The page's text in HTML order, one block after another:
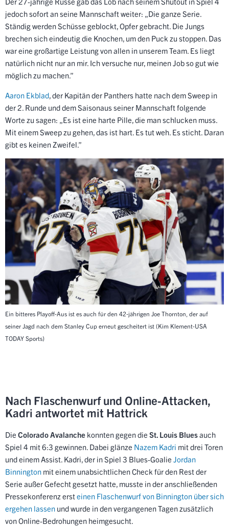
jedoch sofort an seine Mannschaft weiter: „Die ganze Serie.
Ständig werden Schüsse geblockt, Opfer gebracht. Die Jungs
brechen sich eindeutig die Knochen, um den Puck zu stoppen. Das
war eine großartige Leistung von allen in unserem Team. Es liegt
natürlich nicht nur an mir. Ich versuche nur, meinen Job so gut wie
möglich zu machen.”
Aaron Ekblad, der Kapitän der Panthers hatte nach dem Sweep in
der 2. Runde und dem Saisonaus seiner Mannschaft folgende
Worte zu sagen: „Es ist eine harte Pille, die man schlucken muss.
Mit einem Sweep zu gehen, das ist hart. Es tut weh. Es sticht. Daran
gibt es keinen Zweifel.”
Ein bitteres Playoff-Aus ist es auch für den 42-jährigen Joe Thornton, der auf
seiner Jagd nach dem Stanley Cup erneut gescheitert ist (Kim Klement-USA
TODAY Sports)
Nach Flaschenwurf und Online-Attacken,
Kadri antwortet mit Hattrick
Die Colorado Avalanche konnten gegen die St. Louis Bluesauch
Spiel 4 mit 6:3 gewinnen. Dabei glänze Nazem Kadri mit drei Toren
und einem Assist. Kadri, der in Spiel 3 Blues-Goalie Jordan
Binnington mit einem unabsichtlichen Check für den Rest der
Serie außer Gefecht gesetzt hatte, musste in der anschließenden
Pressekonferenz ersteinen Flaschenwurf von Binnington über sich
ergehen lassen und wurde in den vergangenen Tagen zusätzlich
von Online-Bedrohungen heimgesucht.